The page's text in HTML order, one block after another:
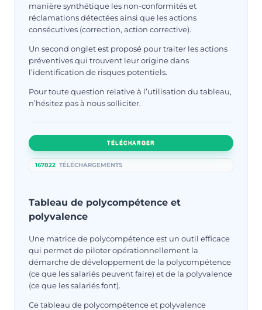
manière synthétique les non-conformités et
réclamations détectées ainsi que les actions
consécutives (correction, action corrective).
Un second onglet est proposé pour traiter les actions
préventives qui trouvent leur origine dans
l’identification de risques potentiels.
Pour toute question relative à l’utilisation du tableau,
n’hésitez pas à nous solliciter.
TÉLÉCHARGER
167822 TÉLÉCHARGEMENTS
Tableau de polycompétence et
polyvalence
Une matrice de polycompétence est un outil efficace
qui permet de piloter opérationnellement la
démarche de développement de la polycompétence
(ce que les salariés peuvent faire) et de la polyvalence
(ce que les salariés font).
Ce tableau de polycompétence et polyvalence